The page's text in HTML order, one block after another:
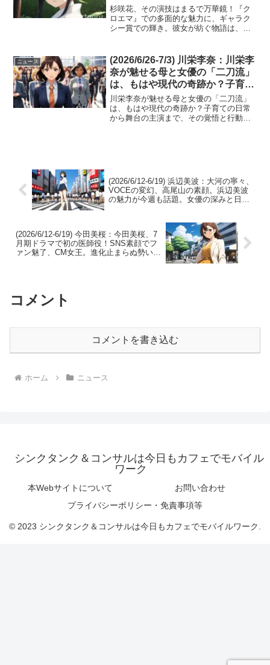
演」に鳥肌が止まらない！『クロ
エマ』から最新作まで、30・40
代の映画好きが震えた『万華鏡演
杉咲花、その演技はまるで万華鏡！『ク
ロエマ』での多面的な魅力に、ギャラク
シー賞での輝き。彼女が紡ぐ物語は、観
今、まさに満開の時を迎えています。主
演ドラマ『クロエマ』での...
ニュース
(2026/6/26-7/3) 川栄李奈：川栄李
奈が魅せる母と女優の「二刀流」
は、もはや現代の奇跡か？子育て
の日常から舞台の主演まで、その
覚悟と行動力に、我々はただひれ
伏すしかない。
川栄李奈が魅せる母と女優の「二刀流」
は、もはや現代の奇跡か？子育ての日常
から舞台の主演まで、その覚悟と行動力
(2026/6/12-6/19) 浜辺美波：大河の寧々、
VOCEの変幻、高尾山の素顔。浜辺美波
の魅力が今週も話題。女優の深みと日常
(2026/6/12-6/19) 今田美桜：今田美桜、7
月期ドラマで初の医師役！SNS素顔でフ
ァン魅了、CM女王。進化止まらぬ勢い。
コメント
コメントを書き込む
ホーム ニュース
シンクタンク＆コンサルは今日もカフェでモバイル
ワーク
本Webサイトについて
お問い合わせ
プライバシーポリシー・免責事項等
© 2023 シンクタンク＆コンサルは今日もカフェでモバイルワーク.